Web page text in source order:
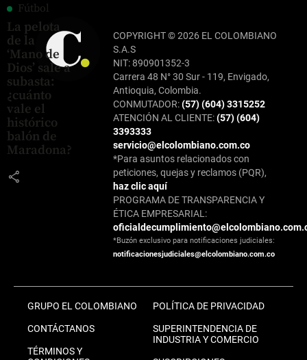
Fútbol
La pelota
de la
‘Mano de
Dios’ sale a
subasta:
¿cuánto
vale el
histórico
balón de
Maradona?
share
COPYRIGHT © 2026 EL COLOMBIANO
S.A.S
NIT: 890901352-3
Carrera 48 N° 30 Sur - 119, Envigado,
Antioquia, Colombia.
CONMUTADOR:(57) (604) 3315252
ATENCIÓN AL CLIENTE:(57) (604)
3393333
servicio@elcolombiano.com.co
*Para asuntos relacionados con
peticiones, quejas y reclamos (PQR),
haz clic aquí
PROGRAMA DE TRANSPARENCIA Y
ÉTICA EMPRESARIAL:
*Buzón exclusivo para notificaciones judiciales:
notificacionesjudiciales@elcolombiano.com.co
GRUPO EL COLOMBIANO
CONTÁCTANOS
TÉRMINOS Y
POLÍTICA DE PRIVACIDAD
SUPERINTENDENCIA DE
INDUSTRIA Y COMERCIO